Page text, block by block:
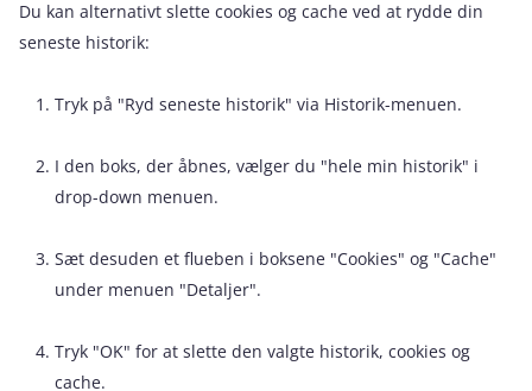
Du kan alternativt slette cookies og cache ved at rydde din
seneste historik:
Tryk på "Ryd seneste historik" via Historik-menuen.
I den boks, der åbnes, vælger du "hele min historik" i
drop-down menuen.
Sæt desuden et flueben i boksene "Cookies" og "Cache"
under menuen "Detaljer".
Tryk "OK" for at slette den valgte historik, cookies og
cache.